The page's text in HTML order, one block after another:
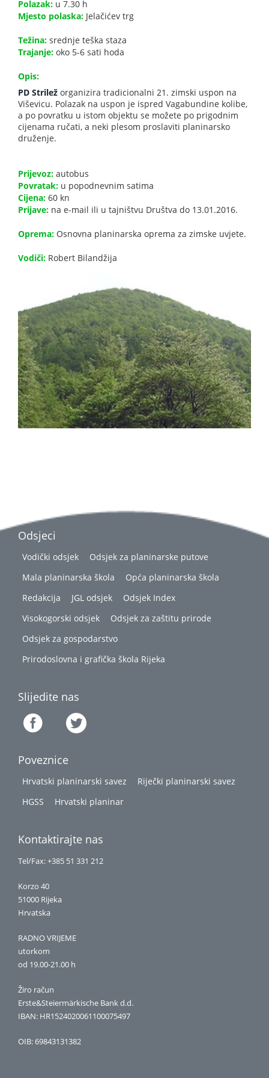
Polazak: u 7.30 h
Mjesto polaska: Jelačićev trg
Težina: srednje teška staza
Trajanje: oko 5-6 sati hoda
Opis:
PD Strilež organizira tradicionalni 21. zimski uspon na
Viševicu. Polazak na uspon je ispred Vagabundine kolibe,
a po povratku u istom objektu se možete po prigodnim
cijenama ručati, a neki plesom proslaviti planinarsko
druženje.
Prijevoz: autobus
Povratak: u popodnevnim satima
Cijena: 60 kn
Prijave: na e-mail ili u tajništvu Društva do 13.01.2016.
Oprema: Osnovna planinarska oprema za zimske uvjete.
Vodiči: Robert Bilandžija
Odsjeci
Vodički odsjek
Odsjek za planinarske putove
Mala planinarska škola
Opća planinarska škola
Redakcija
JGL odsjek
Odsjek Index
Visokogorski odsjek
Odsjek za zaštitu prirode
Odsjek za gospodarstvo
Prirodoslovna i grafička škola Rijeka
Slijedite nas
Poveznice
Hrvatski planinarski savez
Riječki planinarski savez
HGSS
Hrvatski planinar
Kontaktirajte nas
Tel/Fax: +385 51 331 212
Korzo 40
51000 Rijeka
Hrvatska
RADNO VRIJEME
utorkom
od 19.00-21.00 h
Žiro račun
Erste&Steiermärkische Bank d.d.
IBAN: HR1524020061100075497
OIB: 69843131382